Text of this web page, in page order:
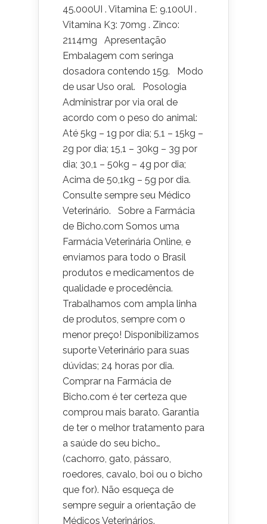
45.000UI . Vitamina E: 9.100UI .
Vitamina K3: 70mg . Zinco:
2114mg Apresentação
Embalagem com seringa
dosadora contendo 15g. Modo
de usar Uso oral. Posologia
Administrar por via oral de
acordo com o peso do animal:
Até 5kg – 1g por dia; 5,1 – 15kg –
2g por dia; 15,1 – 30kg – 3g por
dia; 30,1 – 50kg – 4g por dia;
Acima de 50,1kg – 5g por dia.
Consulte sempre seu Médico
Veterinário. Sobre a Farmácia
de Bicho.com Somos uma
Farmácia Veterinária Online, e
enviamos para todo o Brasil
produtos e medicamentos de
qualidade e procedência.
Trabalhamos com ampla linha
de produtos, sempre com o
menor preço! Disponibilizamos
suporte Veterinário para suas
dúvidas; 24 horas por dia.
Comprar na Farmácia de
Bicho.com é ter certeza que
comprou mais barato. Garantia
de ter o melhor tratamento para
a saúde do seu bicho…
(cachorro, gato, pássaro,
roedores, cavalo, boi ou o bicho
que for). Não esqueça de
sempre seguir a orientação de
Médicos Veterinários.